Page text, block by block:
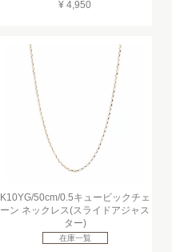
¥ 4,950
K10YG/50cm/0.5キュービックチェ
ーン ネックレス(スライドアジャス
ター)
在庫一覧